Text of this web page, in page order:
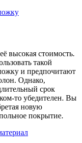
высокая стоимость.
такой
и предпочитают
Однако,
срок
то убедителен. Вы
новую
покрытие.